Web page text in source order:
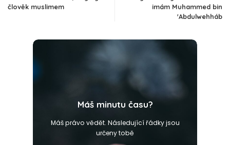
člověk muslimem
imám Muhammed bin
'Abdulwehháb
Máš minutu času?
Máš právo vědět. Následující řádky jsou
určeny tobě